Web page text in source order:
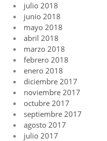
julio 2018
junio 2018
mayo 2018
abril 2018
marzo 2018
febrero 2018
enero 2018
diciembre 2017
noviembre 2017
octubre 2017
septiembre 2017
agosto 2017
julio 2017